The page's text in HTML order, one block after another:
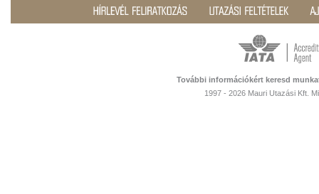
További információkért keresd
1997 - 2026 Mauri Utazási Kft.